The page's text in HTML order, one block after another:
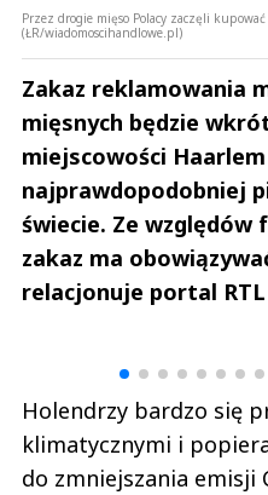
Przez drogie mięso Polacy zaczęli
(ŁR/wiadomoscihandlowe.pl)
Zakaz reklamowania
mięsnych będzie
miejscowości
najprawdopodobniej
świecie. Ze względów
zakaz ma
relacjonuje portal
Holendrzy bardzo się
klimatycznymi i
do zmniejszania emisji